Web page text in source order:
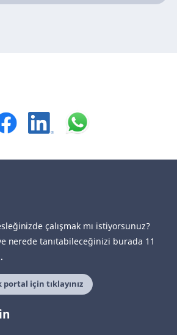
çalışmak mı istiyorsunuz?
nerede tanıtabileceğinizi burada 11
için tıklayınız